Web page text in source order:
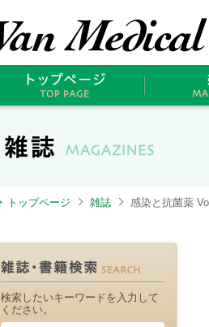
トップページ 雑誌 感染と抗菌薬
検索したいキーワードを入力して
ください。